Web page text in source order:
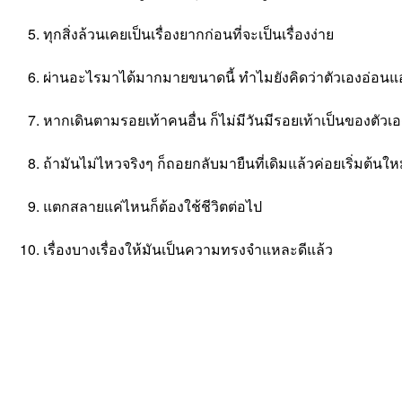
ทุกสิ่งล้วนเคยเป็นเรื่องยากก่อนที่จะเป็นเรื่องง่าย
ผ่านอะไรมาได้มากมายขนาดนี้ ทำไมยังคิดว่าตัวเองอ่อน
หากเดินตามรอยเท้าคนอื่น ก็ไม่มีวันมีรอยเท้าเป็นของตัวเ
ถ้ามันไม่ไหวจริงๆ ก็ถอยกลับมายืนที่เดิมแล้วค่อยเริ่มต้นใ
แตกสลายแค่ไหนก็ต้องใช้ชีวิตต่อไป
เรื่องบางเรื่องให้มันเป็นความทรงจำแหละดีแล้ว